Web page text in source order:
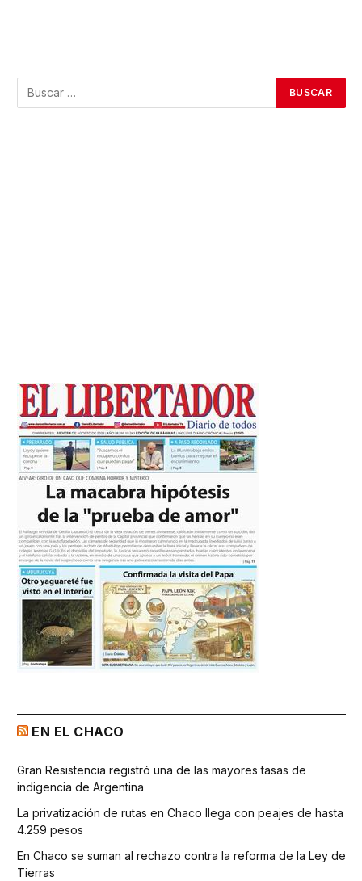
EN EL CHACO
Gran Resistencia registró una de las mayores tasas de
indigencia de Argentina
La privatización de rutas en Chaco llega con peajes de hasta
4.259 pesos
En Chaco se suman al rechazo contra la reforma de la Ley de
Tierras